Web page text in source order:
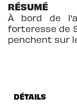
RÉSUMÉ
À bord de
forteresse de
penchent sur
DÉTAILS